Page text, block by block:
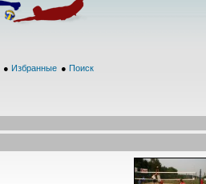
● Избранные ● Поиск